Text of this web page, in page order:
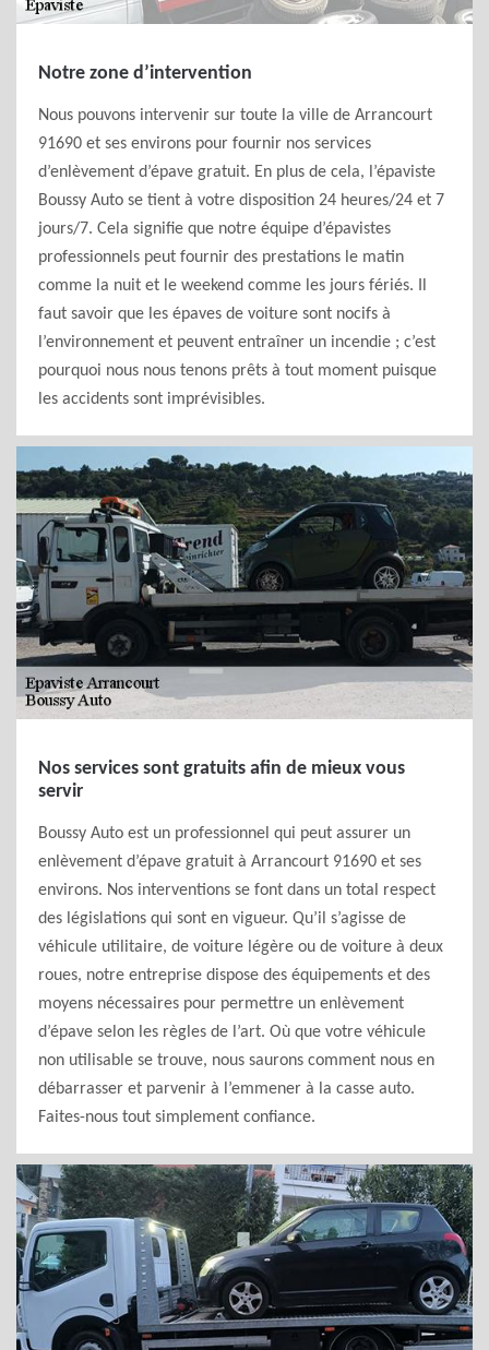
Notre zone d’intervention
Nous pouvons intervenir sur toute la ville de Arrancourt
91690 et ses environs pour fournir nos services
d’enlèvement d’épave gratuit. En plus de cela, l’épaviste
Boussy Auto se tient à votre disposition 24 heures/24 et 7
jours/7. Cela signifie que notre équipe d’épavistes
professionnels peut fournir des prestations le matin
comme la nuit et le weekend comme les jours fériés. Il
faut savoir que les épaves de voiture sont nocifs à
l’environnement et peuvent entraîner un incendie ; c’est
pourquoi nous nous tenons prêts à tout moment puisque
les accidents sont imprévisibles.
Nos services sont gratuits afin de mieux vous
servir
Boussy Auto est un professionnel qui peut assurer un
enlèvement d’épave gratuit à Arrancourt 91690 et ses
environs. Nos interventions se font dans un total respect
des législations qui sont en vigueur. Qu’il s’agisse de
véhicule utilitaire, de voiture légère ou de voiture à deux
roues, notre entreprise dispose des équipements et des
moyens nécessaires pour permettre un enlèvement
d’épave selon les règles de l’art. Où que votre véhicule
non utilisable se trouve, nous saurons comment nous en
débarrasser et parvenir à l’emmener à la casse auto.
Faites-nous tout simplement confiance.